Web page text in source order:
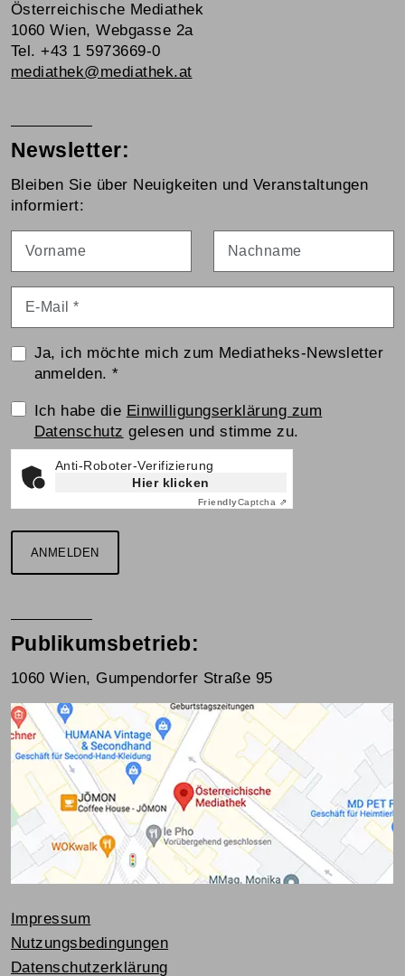
Österreichische Mediathek
1060 Wien, Webgasse 2a
Tel. +43 1 5973669-0
mediathek@mediathek.at
Newsletter:
Bleiben Sie über Neuigkeiten und Veranstaltungen
informiert:
Ja, ich möchte mich zum Mediatheks-Newsletter
anmelden.*
Einwilligungserklärung
Ich habe die Einwilligungserklärung zum
Datenschutz gelesen und stimme zu.
Anti-Roboter-Verifizierung
Hier klicken
FriendlyCaptcha ⇗
ANMELDEN
Publikumsbetrieb:
1060 Wien, Gumpendorfer Straße 95
Impressum
Nutzungsbedingungen
Datenschutzerklärung